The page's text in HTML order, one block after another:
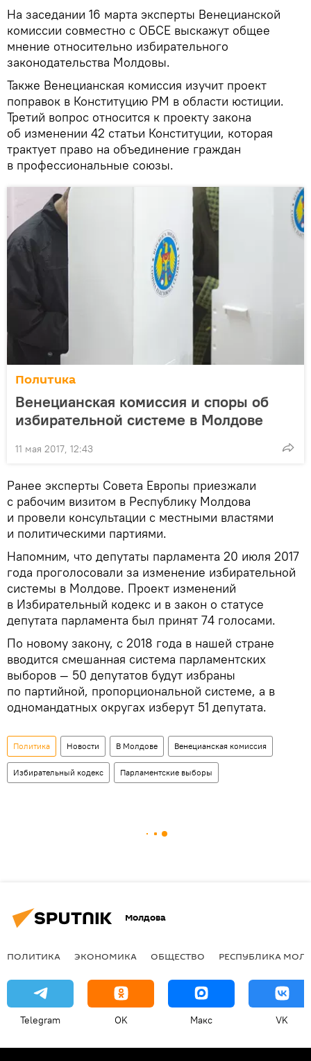
На заседании 16 марта эксперты Венецианской
комиссии совместно с ОБСЕ выскажут общее
мнение относительно избирательного
законодательства Молдовы.
Также Венецианская комиссия изучит проект
поправок в Конституцию РМ в области юстиции.
Третий вопрос относится к проекту закона
об изменении 42 статьи Конституции, которая
трактует право на объединение граждан
в профессиональные союзы.
Политика
Венецианская комиссия и споры об
избирательной системе в Молдове
11 мая 2017, 12:43
Ранее эксперты Совета Европы приезжали
с рабочим визитом в Республику Молдова
и провели консультации с местными властями
и политическими партиями.
Напомним, что депутаты парламента 20 июля 2017
года проголосовали за изменение избирательной
системы в Молдове. Проект изменений
в Избирательный кодекс и в закон о статусе
депутата парламента был принят 74 голосами.
По новому закону, с 2018 года в нашей стране
вводится смешанная система парламентских
выборов — 50 депутатов будут избраны
по партийной, пропорциональной системе, а в
одномандатных округах изберут 51 депутата.
Политика Новости В Молдове Венецианская комиссия
Избирательный кодекс Парламентские выборы
Молдова
ПОЛИТИКА ЭКОНОМИКА ОБЩЕСТВО РЕСПУБЛИКА
Telegram OK Макс VK